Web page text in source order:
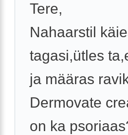
Tere,
Nahaarstil
tagasi,ütles
ja määras
Dermovate
on ka